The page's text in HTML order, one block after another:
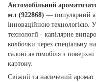
Автомобільний
мл (922868) — популярний
інноваційною технологією.
технології - капілярне
колбочки через спеціальну
салоні автомобіля з
картону.
Свіжий та насичений аромат